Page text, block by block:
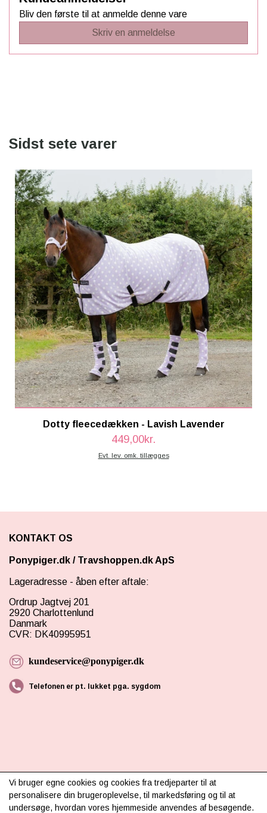
Bliv den første til at anmelde denne vare
Skriv en anmeldelse
Sidst sete varer
Dotty fleecedækken - Lavish Lavender
449,00kr.
Evt. lev. omk. tillægges
KONTAKT OS
Ponypiger.dk / Travshoppen.dk ApS
Lageradresse - åben efter aftale:
Ordrup Jagtvej 201
2920 Charlottenlund
Danmark
CVR: DK40995951
kundeservice@ponypiger.dk
Telefonen er pt. lukket pga. sygdom
INFORMATION
Om os
Vi bruger egne cookies og cookies fra tredjeparter til at
personalisere din brugeroplevelse, til markedsføring og til at
undersøge, hvordan vores hjemmeside anvendes af besøgende.